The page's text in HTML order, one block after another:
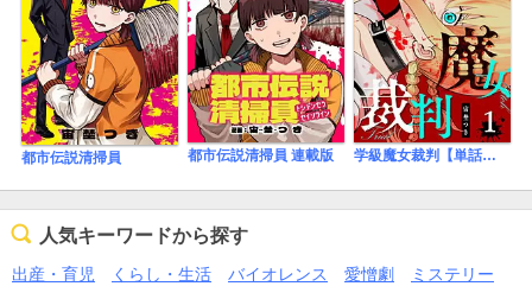
都市伝説清掃員 都市伝説清掃員 連載版 学級魔女裁判【単話版】
人気キーワードから探す
出産・育児 くらし・生活 バイオレンス 愛憎劇
ミステリー